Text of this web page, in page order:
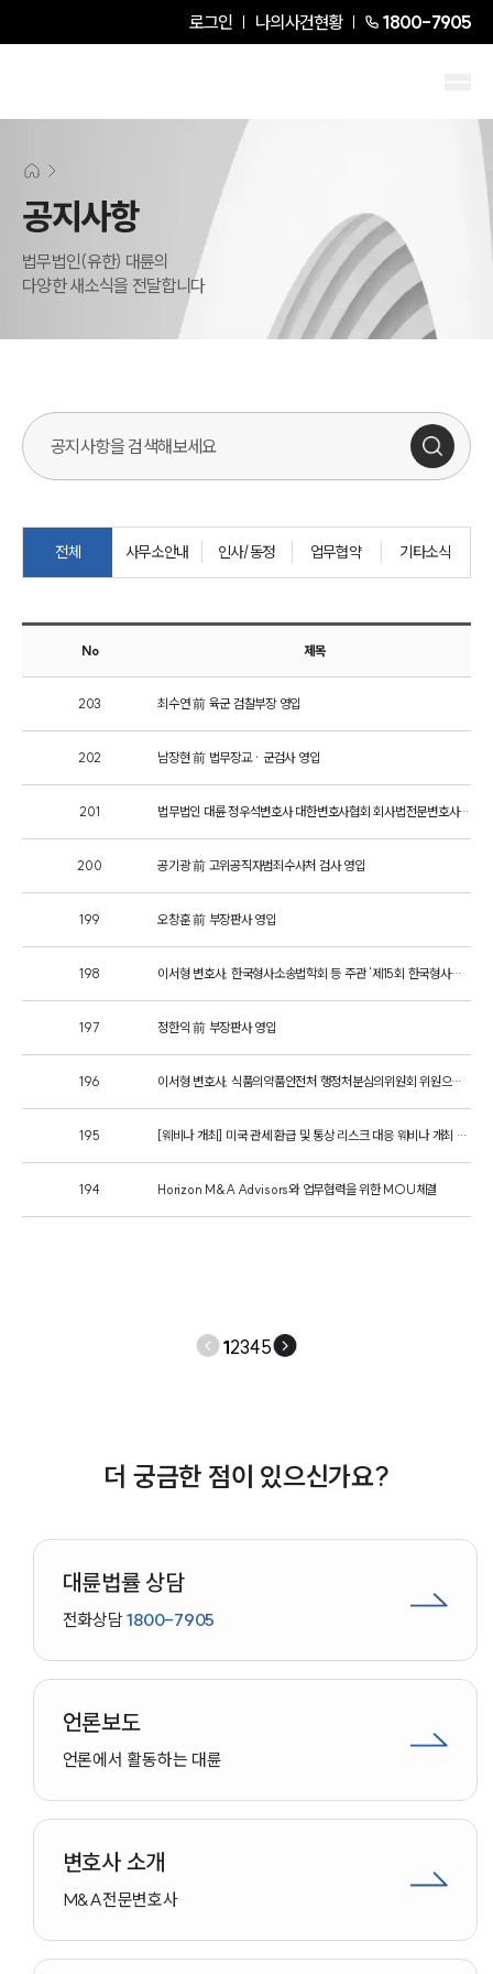
로그인 나의사건현황 1800-7905
센터소개
센터소개
글로벌 파트너 로펌
통합검색
AI대륜
업무사례
주요 업무사례
사례분석/최신동향
법률정보
법률지식인
고객후기
업무분야
M&A센터 업무
전체
구성원 소개
M&A전문변호사
법률서식
대륜법률상담예약
공지사항
법무법인(유한) 대륜의
다양한 새소식을 전달합니다
검색어를 입력해주세요.
전체 사무소안내 인사/동정 업무협약 기타소식
No 제목
203 최수연 前 육군 검찰부장 영입
202 남장현 前 법무장교 · 군검사 영입
201 법무법인 대륜 정우석변호사 대한변호사협회 회사법전문변호사 등록
200 공기광 前 고위공직자범죄수사처 검사 영입
199 오창훈 前 부장판사 영입
198 이서형 변호사, 한국형사소송법학회 등 주관 '제15회 한국형사학대회'서 발표
197 정한익 前 부장판사 영입
196 이서형 변호사, 식품의약품안전처 행정처분심의위원회 위원으로 위촉
195 [웨비나 개최] 미국 관세 환급 및 통상 리스크 대응 웨비나 개최 안내
194 Horizon M&A Advisors와 업무협력을 위한 MOU체결
12345
더 궁금한 점이 있으신가요?
대륜법률 상담
전화상담1800-7905
언론보도
언론에서 활동하는 대륜
변호사 소개
M&A전문변호사